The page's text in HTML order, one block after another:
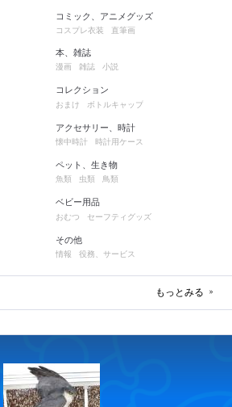
コミック、アニメグッズ
コスプレ衣装 直筆画
本、雑誌
漫画 雑誌 小説
コレクション
おまけ ボトルキャップ
アクセサリー、時計
懐中時計 時計用ケース
ペット、生き物
魚類 虫類 鳥類
ベビー用品
おむつ セーフティグッズ
その他
情報 役務、サービス
もっとみる